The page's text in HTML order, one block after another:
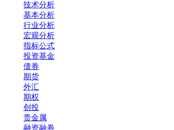
技术分析
基本分析
行业分析
宏观分析
指标公式
投资基金
债券
期货
外汇
期权
创投
贵金属
融资融券